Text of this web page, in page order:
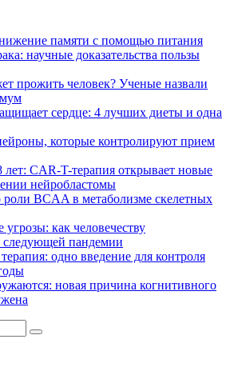
памяти с помощью питания
научные доказательства пользы
прожить человек? Ученые назвали
сердце: 4 лучших диеты и одна
которые контролируют прием
лет: CAR-T-терапия открывает новые
нейробластомы
BCAA в метаболизме скелетных
как человечеству
следующей пандемии
одно введение для контроля
новая причина когнитивного